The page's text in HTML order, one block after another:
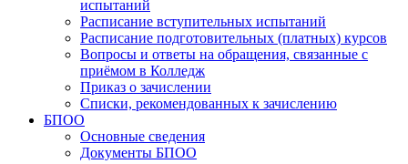
испытаний
Расписание вступительных испытаний
Расписание подготовительных (платных) курсов
Вопросы и ответы на обращения, связанные с
приёмом в Колледж
Приказ о зачислении
Списки, рекомендованных к зачислению
БПОО
Основные сведения
Документы БПОО